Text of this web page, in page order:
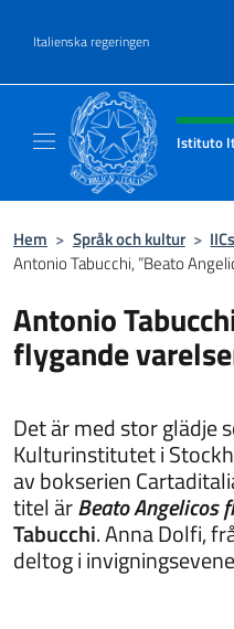
Italienska regeringen
Header, social
Istituto
Hem > Språk och kultur >
Antonio Tabucchi, ”Beato
Antonio
flygande
Det är med stor glädje
Kulturinstitutet i
av bokserien
titel ärBeato Angelicos
Tabucchi. Anna Dolfi,
deltog i